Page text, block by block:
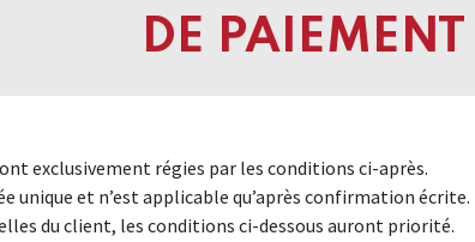
DE PAIEMENT
exclusivement régies par les conditions ci-après.
unique et n’est applicable qu’après confirmation
du client, les conditions ci-dessous auront priorité.